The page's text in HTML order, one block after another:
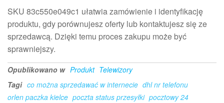
SKU 83c550e049c1 ułatwia zamówienie i identyfikację
produktu, gdy porównujesz oferty lub kontaktujesz się ze
sprzedawcą. Dzięki temu proces zakupu może być
sprawniejszy.
Opublikowano w Produkt Telewizory
Tagi co można sprzedawać w internecie dhl nr telefonu
orlen paczka kielce poczta status przesyłki pocztowy 24